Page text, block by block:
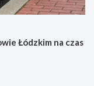
Łódzkim na czas